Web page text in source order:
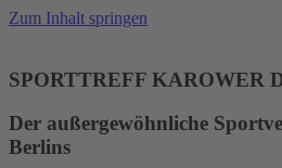
Zum Inhalt springen
SPORTTREFF KAROWER
Der außergewöhnliche
Berlins